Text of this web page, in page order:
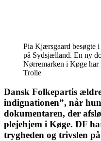
Pia Kjærsgaard besøgte
på Sydsjælland. En ny
Nørremarken i Køge har
Trolle
Dansk Folkepartis
indignationen”, når
dokumentaren, der
plejehjem i Køge. DF
trygheden og trivslen